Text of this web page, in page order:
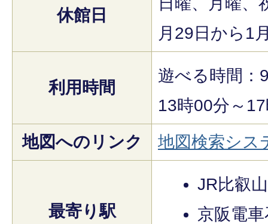
休館日
月29日から1
利用時間
遊べる時間：
13時00分～
地図へのリンク
地図検索シス
最寄り駅
JR比叡
京阪電